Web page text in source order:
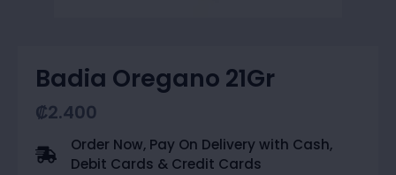
Badia Oregano 21Gr
₡2.400
Order Now, Pay On Delivery with Cash,
Debit Cards & Credit Cards